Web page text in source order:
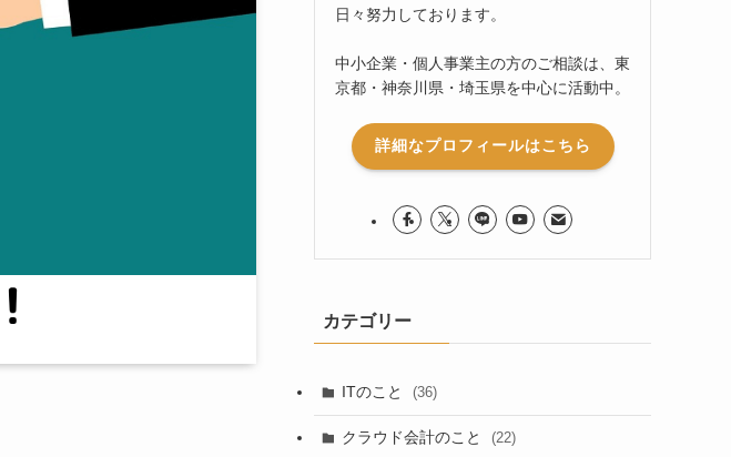
日々努力しております。
中小企業・個人事業主の方のご相談は、東
京都・神奈川県・埼玉県を中心に活動中。
詳細なプロフィールはこちら
カテゴリー
ITのこと (36)
クラウド会計のこと (22)